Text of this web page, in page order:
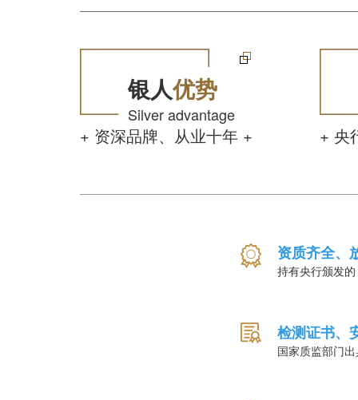
银人优势
Silver advantage
+ 资深品牌、从业十年 + + 央
资质齐全、
持有央行颁发
检测证书、
国家质监部门